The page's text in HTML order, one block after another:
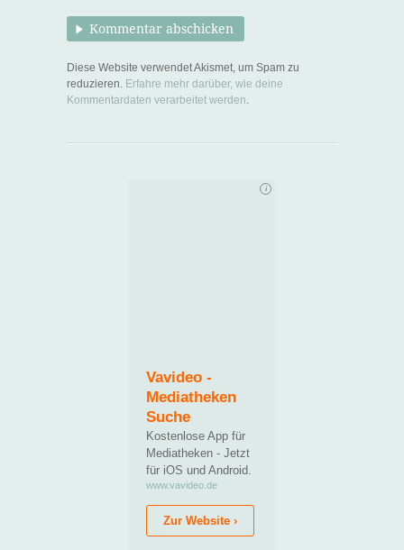
Diese Website verwendet Akismet, um Spam zu
reduzieren. Erfahre mehr darüber, wie deine
Kommentardaten verarbeitet werden.